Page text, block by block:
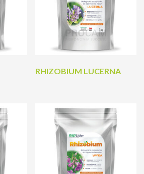
RHIZOBIUM LUCERNA